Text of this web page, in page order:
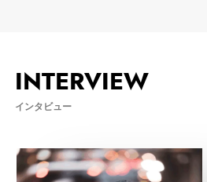
INTERVIEW
インタビュー